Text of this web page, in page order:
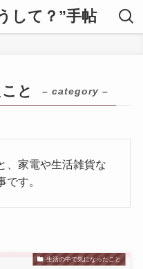
して？”手帖
と – category –
、家電や生活雑貨な
す。
生活の中で気になったこと